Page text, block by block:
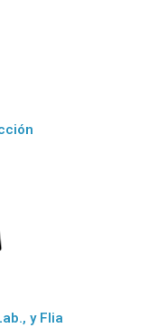
y Flia